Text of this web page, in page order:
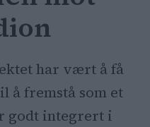
har vært å få
å fremstå som et
godt integrert i